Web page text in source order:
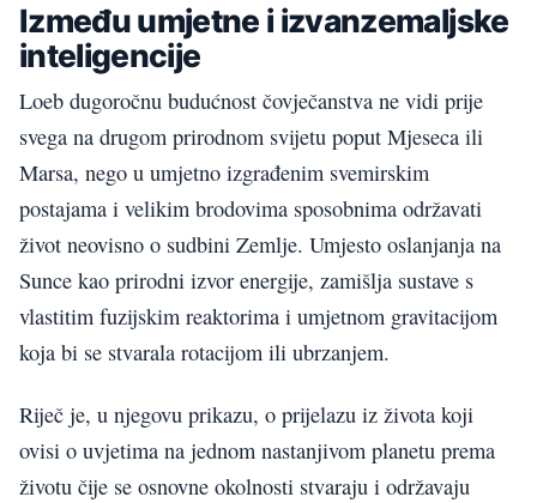
Između umjetne i izvanzemaljske
inteligencije
Loeb dugoročnu budućnost čovječanstva ne vidi prije
svega na drugom prirodnom svijetu poput Mjeseca ili
Marsa, nego u umjetno izgrađenim svemirskim
postajama i velikim brodovima sposobnima održavati
život neovisno o sudbini Zemlje. Umjesto oslanjanja na
Sunce kao prirodni izvor energije, zamišlja sustave s
vlastitim fuzijskim reaktorima i umjetnom gravitacijom
koja bi se stvarala rotacijom ili ubrzanjem.
Riječ je, u njegovu prikazu, o prijelazu iz života koji
ovisi o uvjetima na jednom nastanjivom planetu prema
životu čije se osnovne okolnosti stvaraju i održavaju